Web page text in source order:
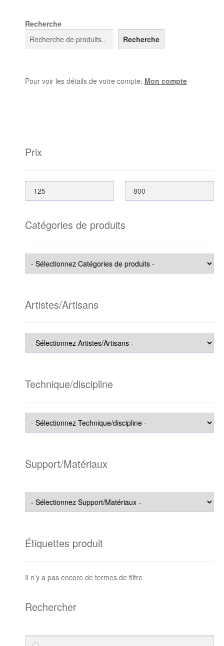
Recherche
Recherche
Pour voir les détails de votre compte: Mon compte
Prix
Catégories de produits
Artistes/Artisans
Technique/discipline
Support/Matériaux
Étiquettes produit
Il n’y a pas encore de termes de filtre
Rechercher
Rechercher